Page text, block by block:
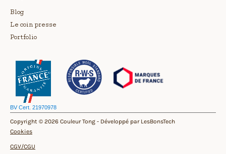
Blog
Le coin presse
Portfolio
BV Cert. 21970978
Copyright © 2026 Couleur Tong - Développé par LesBonsTech
Cookies
CGV/CGU